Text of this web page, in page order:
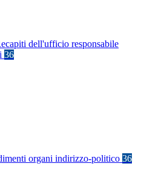
dell'ufficio responsabile
36
organi indirizzo-politico 36